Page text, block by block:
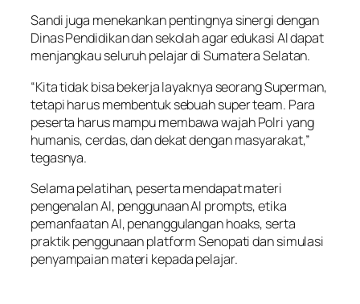
Sandi juga menekankan pentingnya sinergi dengan
Dinas Pendidikan dan sekolah agar edukasi AI dapat
menjangkau seluruh pelajar di Sumatera Selatan.
“Kita tidak bisa bekerja layaknya seorang Superman,
tetapi harus membentuk sebuah super team. Para
peserta harus mampu membawa wajah Polri yang
humanis, cerdas, dan dekat dengan masyarakat,”
tegasnya.
Selama pelatihan, peserta mendapat materi
pengenalan AI, penggunaan AI prompts, etika
pemanfaatan AI, penanggulangan hoaks, serta
praktik penggunaan platform Senopati dan simulasi
penyampaian materi kepada pelajar.